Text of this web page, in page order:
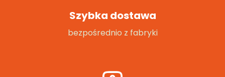
Szybka dostawa
bezpośrednio z fabryki